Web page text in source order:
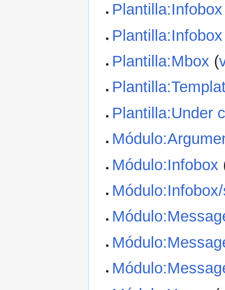
Plantilla:Infobox
Plantilla:Mbox (
Plantilla:Under
Módulo:Infobox